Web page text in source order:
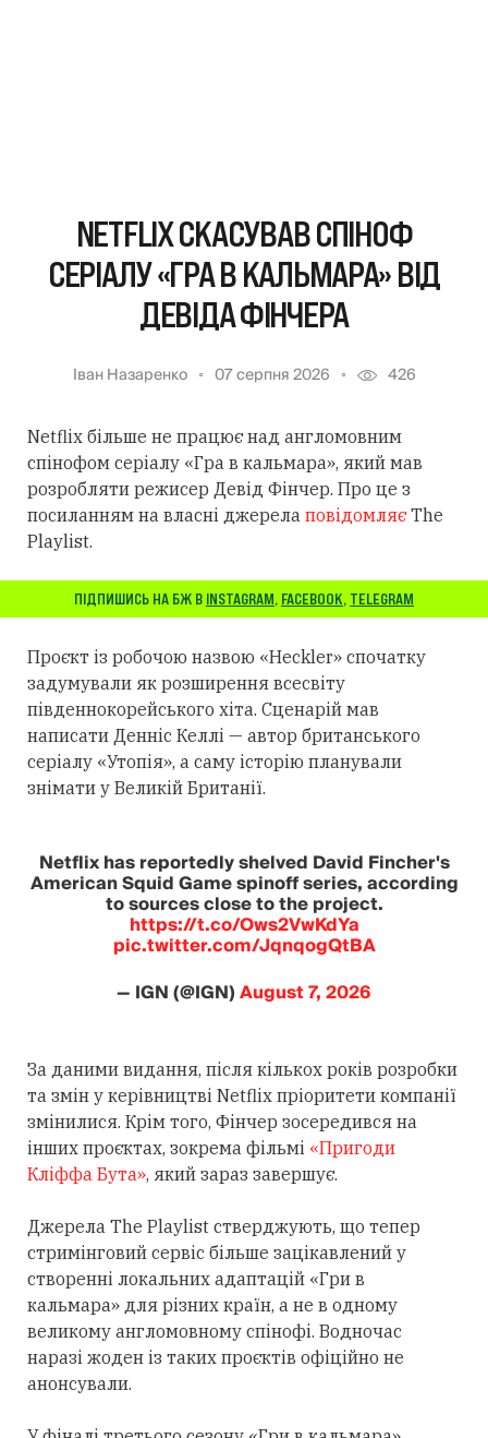
NETFLIX СКАСУВАВ СПІНОФ
СЕРІАЛУ «ГРА В КАЛЬМАРА» ВІД
ДЕВІДА ФІНЧЕРА
Іван Назаренко 07 серпня 2026 426
Netflix більше не працює над англомовним
спінофом серіалу «Гра в кальмара», який мав
розробляти режисер Девід Фінчер. Про це з
посиланням на власні джерела повідомляєThe
Playlist.
ПІДПИШИСЬ НА БЖ В INSTAGRAM, FACEBOOK, TELEGRAM
Проєкт із робочою назвою «Heckler» спочатку
задумували як розширення всесвіту
південнокорейського хіта. Сценарій мав
написати Денніс Келлі — автор британського
серіалу «Утопія», а саму історію планували
знімати у Великій Британії.
Netflix has reportedly shelved David Fincher's
American Squid Game spinoff series, according
to sources close to the project.
https://t.co/Ows2VwKdYa
pic.twitter.com/JqnqogQtBA
— IGN (@IGN)August 7, 2026
За даними видання, після кількох років розробки
та змін у керівництві Netflix пріоритети компанії
змінилися. Крім того, Фінчер зосередився на
інших проєктах, зокрема фільмі «Пригоди
Кліффа Бута», який зараз завершує.
Джерела The Playlist стверджують, що тепер
стримінговий сервіс більше зацікавлений у
створенні локальних адаптацій «Гри в
кальмара» для різних країн, а не в одному
великому англомовному спінофі. Водночас
наразі жоден із таких проєктів офіційно не
анонсували.